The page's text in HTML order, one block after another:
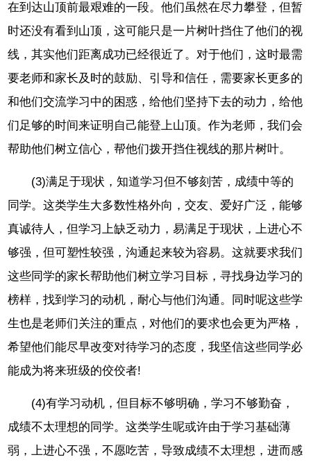
在到达山顶前最艰难的一段。他们虽然在尽力攀登，但暂
时还没有看到山顶，这可能只是一片树叶挡住了他们的视
线，其实他们距离成功已经很近了。对于他们，这时最需
要老师和家长及时的鼓励、引导和信任，需要家长更多的
和他们交流学习中的困惑，给他们坚持下去的动力，给他
们足够的时间来证明自己能登上山顶。作为老师，我们会
帮助他们树立信心，帮他们拨开挡住视线的那片树叶。
(3)满足于现状，知道学习但不够刻苦，成绩中等的
同学。这类学生大多数性格外向，交友、爱好广泛，能够
真诚待人，但学习上缺乏动力，易满足于现状，上进心不
够强，但可塑性较强，沟通起来较为容易。这就要求我们
这些同学的家长帮助他们树立学习目标，寻找身边学习的
榜样，找到学习的动机，耐心与他们沟通。同时呢这些学
生也是老师们关注的重点，对他们的要求也会更为严格，
希望他们能尽早改变对待学习的态度，我坚信这些同学必
能成为将来班级的佼佼者!
(4)有学习动机，但目标不够明确，学习不够勤奋，
成绩不太理想的同学。这类学生呢或许由于学习基础薄
弱，上进心不强，不愿吃苦，导致成绩不太理想，进而感